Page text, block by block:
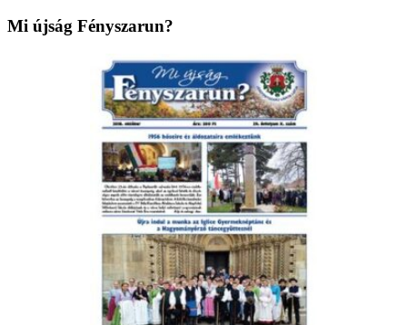
Mi újság Fényszarun?